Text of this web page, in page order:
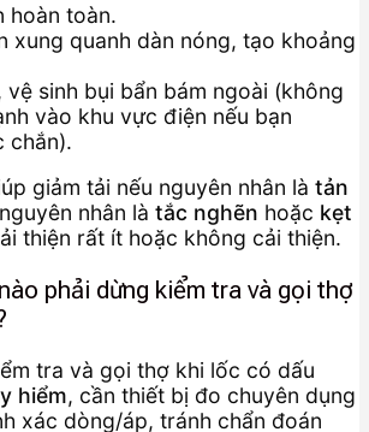
hoàn toàn.
xung quanh dàn nóng, tạo khoảng
vệ sinh bụi bẩn bám ngoài (không
vào khu vực điện nếu bạn
chắn).
giảm tải nếu nguyên nhân là tản
nhân là tắc nghẽn hoặc kẹt
thiện rất ít hoặc không cải thiện.
phải dừng kiểm tra và gọi thợ
tra và gọi thợ khi lốc có dấu
hiểm, cần thiết bị đo chuyên dụng
xác dòng/áp, tránh chẩn đoán